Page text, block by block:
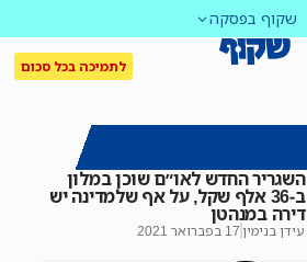
שקוף בפסקה
לתמיכה בכל סכום
השגריר החדש לאו״ם שוכן במלון
ב-36 אלף שקל, על אף שלמדינה יש
דירה במנהטן
עידן בנימין 17 בפברואר 2021